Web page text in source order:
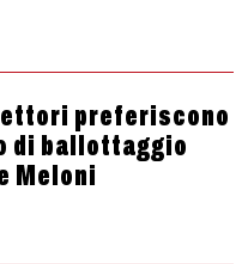
preferiscono
di ballottaggio
Meloni